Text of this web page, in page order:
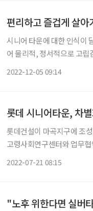
편리하고 즐겁게 살
시니어 타운에 대한 인식이
어 물리적, 정서적으로 고립
2022-12-05 09:14
롯데 시니어타운, 차
롯데건설이 마곡지구에 조
고령사회연구센터와 업무협약을 맺었다. 롯데건설은 이번 ‘초
2022-07-21 08:15
"노후 위한다면 실버